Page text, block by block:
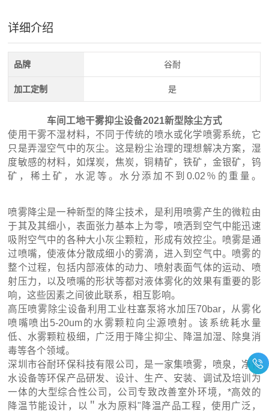
详细介绍
品牌 谷耐
加工定制 是
车间工地干雾抑尘设备2021新型除尘方式
使用干雾不湿材料，不同于传统的喷水或化学喷雾系统，它
只是弄湿空气中的灰尘。这是粉尘治理的理想解决方案，湿
度敏感的材料，如煤炭，焦炭，铜精矿，铁矿，金银矿，钨
矿，稀土矿，水泥等。水分添加不到0.02％的重量。
喷雾降尘是一种新型的降尘技术，是利用喷雾产生的微粒由
于其及其细小，表面张力基本上为零，喷洒到空气中能迅速
吸附空气中的各种大小灰尘颗粒，形成有效控尘。喷雾是通
过喷嘴，使液体分散成细小的雾滴，进入到空气中。喷雾的
整个过程，包括内部液体的动力、喷射表面气体的运动、喷
射压力，以及喷嘴的形状等都对液体雾化的效果有重要的影
响，这些因素之间彼此联系，相互影响。
高压喷雾除尘设备利用工业柱塞泵将水加压70bar，从雾化
喷嘴喷出5-20um的水雾颗粒向尘源喷射。该系统耗水量
低、水雾颗粒极细，广泛用于降尘抑尘、降温加湿、除臭消
毒等各个领域。
深圳市谷耐环保科技有限公司，是一家集喷雾，喷泉，净化
水设备等环保产品研发、设计、生产、安装、调试及培训为
一体的大型综合性公司，公司专致改善室外环境，*高效的
降温节能设计，以＂水为原料"降温产品工程，使用广泛，